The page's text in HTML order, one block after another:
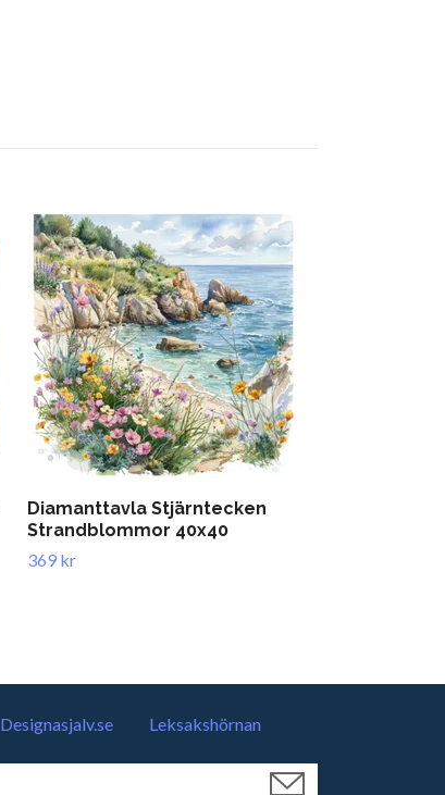
Diamanttavla Stjärntecken
Strandblommor 40x40
369 kr
Designasjalv.se Leksakshörnan